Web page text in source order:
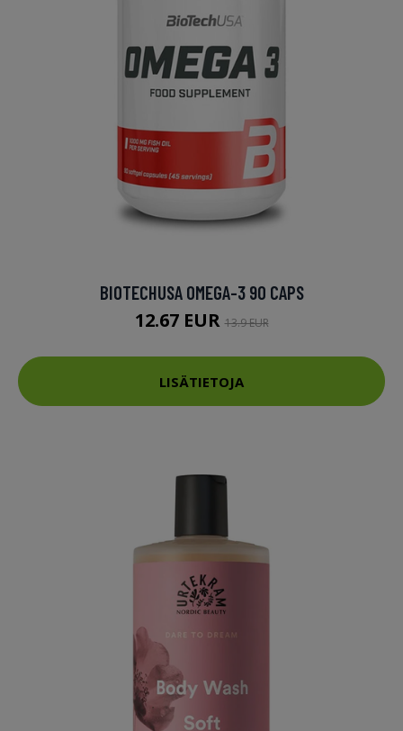
BIOTECHUSA OMEGA-3 90 CAPS
12.67 EUR13.9 EUR
LISÄTIETOJA